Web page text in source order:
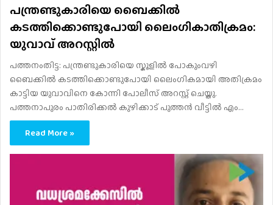
പന്ത്രണ്ടുകാരിയെ ബൈക്കിൽ
കടത്തിക്കൊണ്ടുപോയി ലൈംഗികാതിക്രമം:
യുവാവ് അറസ്റ്റിൽ
പത്തനംതിട്ട: പന്ത്രണ്ടുകാരിയെ സ്കൂളിൽ പോകുംവഴി
ബൈക്കിൽ കടത്തിക്കൊണ്ടുപോയി ലൈംഗികമായി അതിക്രമം
കാട്ടിയ യുവാവിനെ കോന്നി പോലീസ് അറസ്റ്റ് ചെയ്തു.
പത്തനാപുരം പാതിരിക്കൽ കുഴിക്കാട് പുത്തൻ വീട്ടിൽ എം…
Read More »